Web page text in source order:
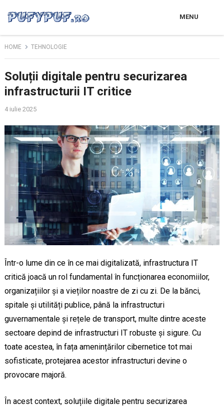
MENU
HOME TEHNOLOGIE
Soluții digitale pentru securizarea
infrastructurii IT critice
4 iulie 2025
Într-o lume din ce în ce mai digitalizată, infrastructura IT
critică joacă un rol fundamental în funcționarea economiilor,
organizațiilor și a vieților noastre de zi cu zi. De la bănci,
spitale și utilități publice, până la infrastructuri
guvernamentale și rețele de transport, multe dintre aceste
sectoare depind de infrastructuri IT robuste și sigure. Cu
toate acestea, în fața amenințărilor cibernetice tot mai
sofisticate, protejarea acestor infrastructuri devine o
provocare majoră.
În acest context, soluțiile digitale pentru securizarea